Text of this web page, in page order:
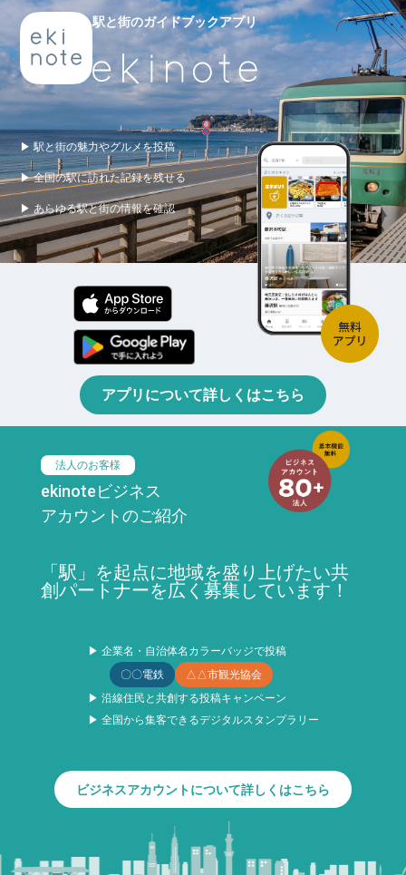
駅と街のガイドブックアプリ
▶ 駅と街の魅力やグルメを投稿
▶ 全国の駅に訪れた記録を残せる
▶ あらゆる駅と街の情報を確認
アプリについて詳しくはこちら
法人のお客様
ekinoteビジネス
アカウントのご紹介
「駅」を起点に地域を盛り上げたい共
創パートナーを広く募集しています！
▶ 企業名・自治体名カラーバッジで投稿
〇〇電鉄
△△市観光協会
▶ 沿線住民と共創する投稿キャンペーン
▶ 全国から集客できるデジタルスタンプラリー
ビジネスアカウントについて詳しくはこちら